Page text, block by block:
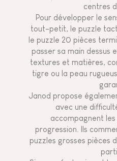
centres
Pour développer le
tout-petit, le puzzle
le puzzle 20 pièces
passer sa main dessus
textures et matières,
tigre ou la peau
Janod propose
avec une
accompagnent
progression. Ils
puzzles grosses pièces